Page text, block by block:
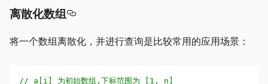
离散化数组
将一个数组离散化，并进行查询是比较常用的应用场景：
// a[i] 为初始数组,下标范围为 [1, n]